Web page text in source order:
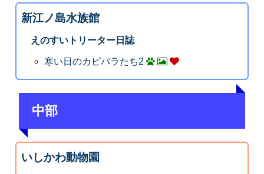
新江ノ島水族館
えのすいトリーター日誌
寒い日のカピバラたち2
中部
いしかわ動物園